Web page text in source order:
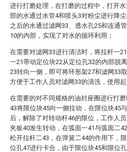
进行打磨处理，在打磨的过程中，打开
部的水通过水管4和喷头3对粉尘进行降
之后的水通过滤网33、透水孔25和连通
10的内部，实现了对水的循环利用；
在需要对滤网33进行清洁时，将拉杆一
一21带动定位块22从定位孔32的内部脱
23转向一侧，即可将环形架27和滤网33
方便于工作人员对滤网33的清洗，使用起
在需要的对不同规格的油封座圈进行打
43将限位块45向一侧拉动，在限位块45
后，解除了对转动杆46的限位，工作人
夹板40发生转动，在弧面一41与弧面二
松开拉杆二43，在弹簧二44的作用下，
位孔47进行卡合，由于限位块45和限位